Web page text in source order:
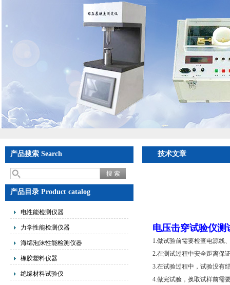
产品搜索 Search
产品目录 Product catalog
电性能检测仪器
力学性能检测仪器
海绵泡沫性能检测仪器
橡胶塑料仪器
绝缘材料试验仪
技术文章
电压击穿试验仪
1.做试验前需要检查电源线
2.在测试过程中安全距离保
3.在试验过程中，试验没有
4.做完试验，换取试样前需